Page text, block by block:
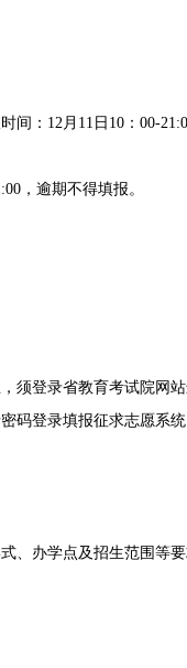
：12月11日10：00-
，逾期不得填报。
登录省教育考试院网站
码登录填报征求志愿系
办学点及招生范围等要